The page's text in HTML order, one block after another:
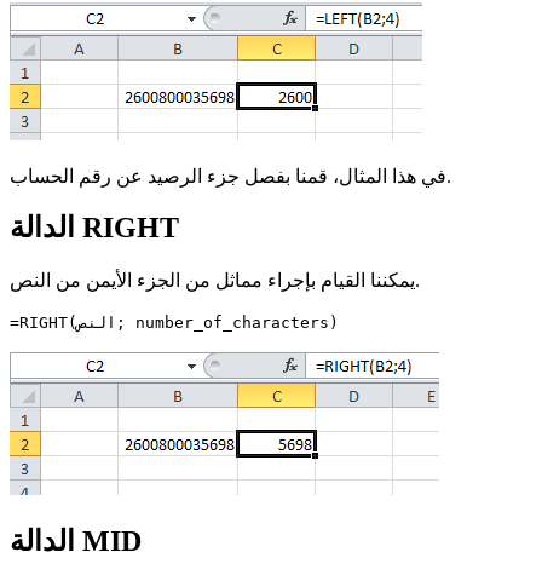
في هذا المثال، قمنا بفصل جزء الرصيد عن رقم الحساب.
الدالة RIGHT
يمكننا القيام بإجراء مماثل من الجزء الأيمن من النص.
=RIGHT(النص; number_of_characters)
الدالة MID